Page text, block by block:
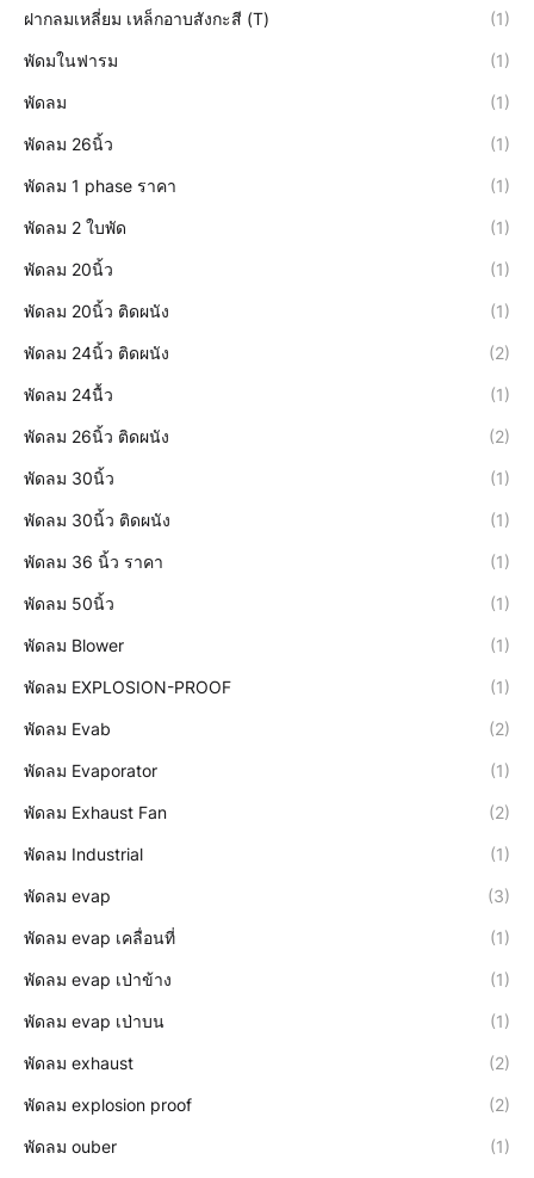
ฝากลมเหลี่ยม เหล็กอาบสังกะสี (T) (1)
พัดมในฟารม (1)
พัดลม (1)
พัดลม 26นิ้ว (1)
พัดลม 1 phase ราคา (1)
พัดลม 2 ใบพัด (1)
พัดลม 20นิ้ว (1)
พัดลม 20นิ้ว ติดผนัง (1)
พัดลม 24นิ้ว ติดผนัง (2)
พัดลม 24นื้ว (1)
พัดลม 26นิ้ว ติดผนัง (2)
พัดลม 30นิ้ว (1)
พัดลม 30นิ้ว ติดผนัง (1)
พัดลม 36 นิ้ว ราคา (1)
พัดลม 50นิ้ว (1)
พัดลม Blower (1)
พัดลม EXPLOSION-PROOF (1)
พัดลม Evab (2)
พัดลม Evaporator (1)
พัดลม Exhaust Fan (2)
พัดลม Industrial (1)
พัดลม evap (3)
พัดลม evap เคลื่อนที่ (1)
พัดลม evap เป่าข้าง (1)
พัดลม evap เป่าบน (1)
พัดลม exhaust (2)
พัดลม explosion proof (2)
พัดลม ouber (1)